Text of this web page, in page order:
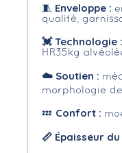
🧵 Enveloppe:
qualité,
💓 Technologie :
HR35kg
☁️Soutien :
morphologie
💤 Confort :
📏 Épaisseur